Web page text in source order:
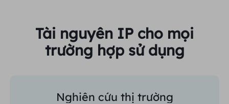
Tài nguyên IP cho mọi
trường hợp sử dụng
Nghiên cứu thị trường